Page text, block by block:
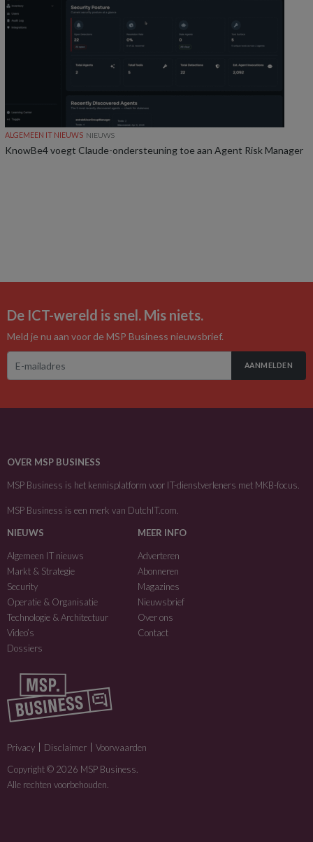
ALGEMEEN IT NIEUWS NIEUWS
KnowBe4 voegt Claude-ondersteuning toe aan Agent Risk Manager
De ICT-wereld is snel. Mis niets.
Meld je nu aan voor de MSP Business nieuwsbrief.
AANMELDEN
OVER MSP BUSINESS
MSP Business is het kennisplatform voor IT-dienstverleners met MKB-focus.
MSP Business is een merk van DutchIT.com.
NIEUWS
Algemeen IT nieuws
Markt & Strategie
Security
Operatie & Organisatie
Technologie & Architectuur
Video’s
Dossiers
MEER INFO
Adverteren
Abonneren
Magazines
Nieuwsbrief
Over ons
Contact
Privacy Disclaimer
Voorwaarden
Copyright © 2026 MSP Business.
Alle rechten voorbehouden.